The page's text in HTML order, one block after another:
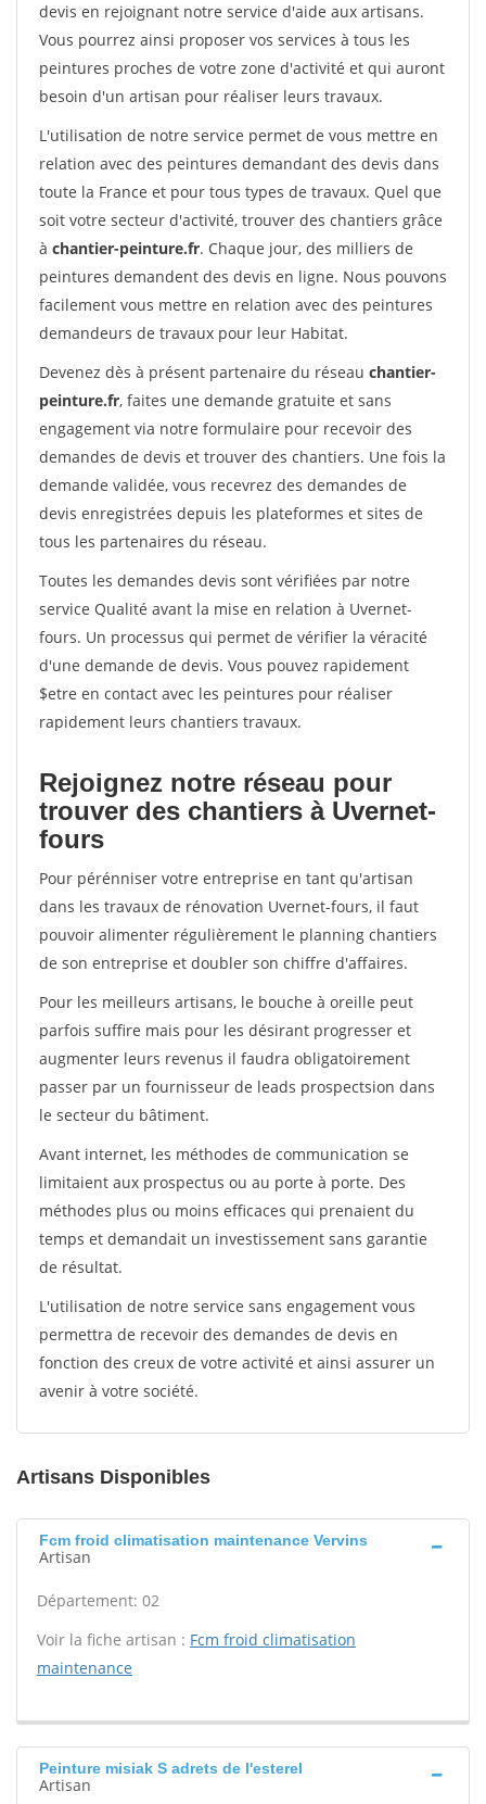
devis en rejoignant notre service d'aide aux artisans.
Vous pourrez ainsi proposer vos services à tous les
peintures proches de votre zone d'activité et qui auront
besoin d'un artisan pour réaliser leurs travaux.
L'utilisation de notre service permet de vous mettre en
relation avec des peintures demandant des devis dans
toute la France et pour tous types de travaux. Quel que
soit votre secteur d'activité, trouver des chantiers grâce
à chantier-peinture.fr. Chaque jour, des milliers de
peintures demandent des devis en ligne. Nous pouvons
facilement vous mettre en relation avec des peintures
demandeurs de travaux pour leur Habitat.
Devenez dès à présent partenaire du réseau chantier-
peinture.fr, faites une demande gratuite et sans
engagement via notre formulaire pour recevoir des
demandes de devis et trouver des chantiers. Une fois la
demande validée, vous recevrez des demandes de
devis enregistrées depuis les plateformes et sites de
tous les partenaires du réseau.
Toutes les demandes devis sont vérifiées par notre
service Qualité avant la mise en relation à Uvernet-
fours. Un processus qui permet de vérifier la véracité
d'une demande de devis. Vous pouvez rapidement
$etre en contact avec les peintures pour réaliser
rapidement leurs chantiers travaux.
Rejoignez notre réseau pour
trouver des chantiers à Uvernet-
fours
Pour pérénniser votre entreprise en tant qu'artisan
dans les travaux de rénovation Uvernet-fours, il faut
pouvoir alimenter régulièrement le planning chantiers
de son entreprise et doubler son chiffre d'affaires.
Pour les meilleurs artisans, le bouche à oreille peut
parfois suffire mais pour les désirant progresser et
augmenter leurs revenus il faudra obligatoirement
passer par un fournisseur de leads prospectsion dans
le secteur du bâtiment.
Avant internet, les méthodes de communication se
limitaient aux prospectus ou au porte à porte. Des
méthodes plus ou moins efficaces qui prenaient du
temps et demandait un investissement sans garantie
de résultat.
L'utilisation de notre service sans engagement vous
permettra de recevoir des demandes de devis en
fonction des creux de votre activité et ainsi assurer un
avenir à votre société.
Artisans Disponibles
Fcm froid climatisation maintenance Vervins
Artisan
Département: 02
Voir la fiche artisan : Fcm froid climatisation
maintenance
Peinture misiak S adrets de l'esterel
Artisan